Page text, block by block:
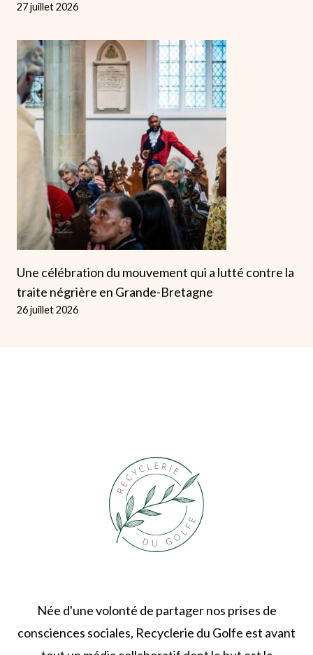
27 juillet 2026
Une célébration du mouvement qui a lutté contre la
traite négrière en Grande-Bretagne
26 juillet 2026
Née d'une volonté de partager nos prises de
consciences sociales, Recyclerie du Golfe est avant